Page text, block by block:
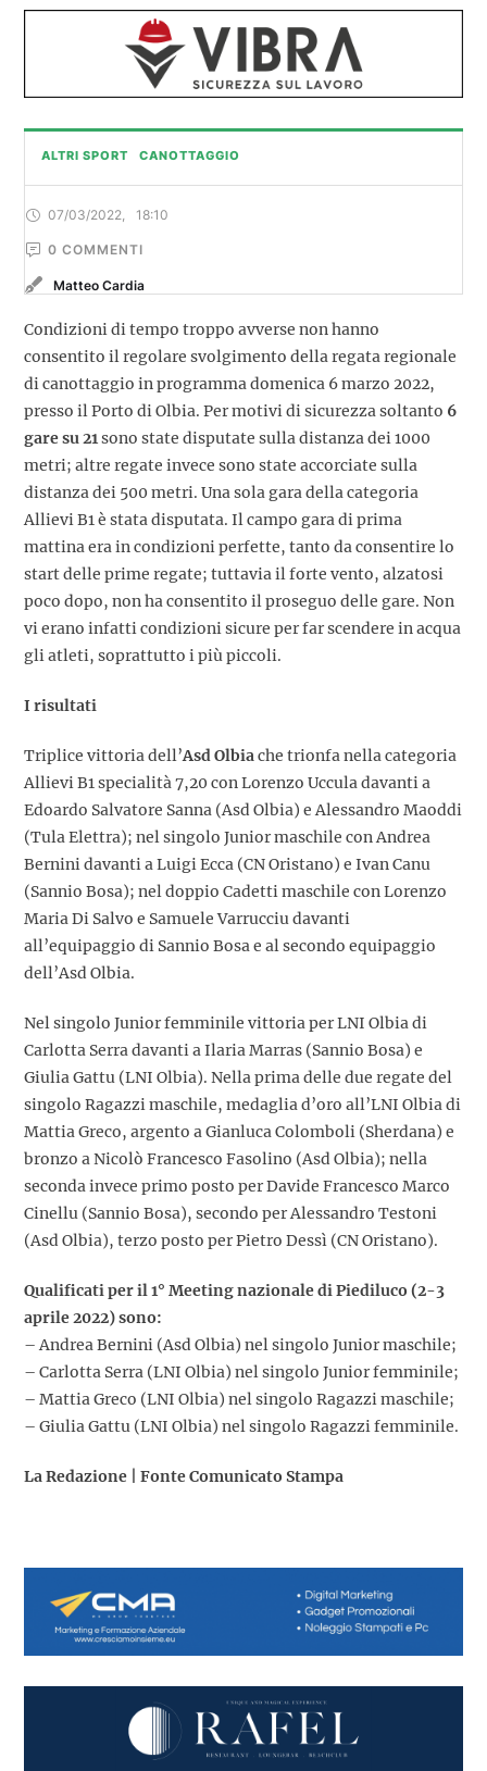
ALTRI SPORT CANOTTAGGIO
07/03/2022, 18:10
0 COMMENTI
Matteo Cardia
Condizioni di tempo troppo avverse non hanno
consentito il regolare svolgimento della regata regionale
di canottaggio in programma domenica 6 marzo 2022,
presso il Porto di Olbia. Per motivi di sicurezza soltanto 6
gare su 21sono state disputate sulla distanza dei 1000
metri; altre regate invece sono state accorciate sulla
distanza dei 500 metri. Una sola gara della categoria
Allievi B1 è stata disputata. Il campo gara di prima
mattina era in condizioni perfette, tanto da consentire lo
start delle prime regate; tuttavia il forte vento, alzatosi
poco dopo, non ha consentito il proseguo delle gare. Non
vi erano infatti condizioni sicure per far scendere in acqua
gli atleti, soprattutto i più piccoli.
I risultati
Triplice vittoria dell’Asd Olbiache trionfa nella categoria
Allievi B1 specialità 7,20 con Lorenzo Uccula davanti a
Edoardo Salvatore Sanna (Asd Olbia) e Alessandro Maoddi
(Tula Elettra); nel singolo Junior maschile con Andrea
Bernini davanti a Luigi Ecca (CN Oristano) e Ivan Canu
(Sannio Bosa); nel doppio Cadetti maschile con Lorenzo
Maria Di Salvo e Samuele Varrucciu davanti
all’equipaggio di Sannio Bosa e al secondo equipaggio
dell’Asd Olbia.
Nel singolo Junior femminile vittoria per LNI Olbia di
Carlotta Serra davanti a Ilaria Marras (Sannio Bosa) e
Giulia Gattu (LNI Olbia). Nella prima delle due regate del
singolo Ragazzi maschile, medaglia d’oro all’LNI Olbia di
Mattia Greco, argento a Gianluca Colomboli (Sherdana) e
bronzo a Nicolò Francesco Fasolino (Asd Olbia); nella
seconda invece primo posto per Davide Francesco Marco
Cinellu (Sannio Bosa), secondo per Alessandro Testoni
(Asd Olbia), terzo posto per Pietro Dessì (CN Oristano).
Qualificati per il 1° Meeting nazionale di Piediluco (2-3
aprile 2022) sono:
– Andrea Bernini (Asd Olbia) nel singolo Junior maschile;
– Carlotta Serra (LNI Olbia) nel singolo Junior femminile;
– Mattia Greco (LNI Olbia) nel singolo Ragazzi maschile;
– Giulia Gattu (LNI Olbia) nel singolo Ragazzi femminile.
La Redazione | Fonte Comunicato Stampa